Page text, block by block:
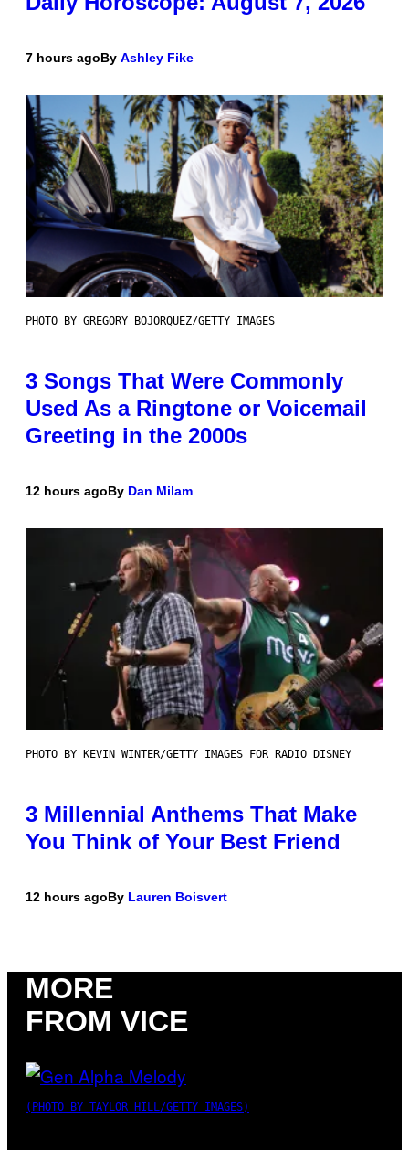
7 hours agoBy Ashley Fike
PHOTO BY GREGORY BOJORQUEZ/GETTY IMAGES
3 Songs That Were Commonly
Used As a Ringtone or Voicemail
Greeting in the 2000s
12 hours agoBy Dan Milam
PHOTO BY KEVIN WINTER/GETTY IMAGES FOR RADIO DISNEY
3 Millennial Anthems That Make
You Think of Your Best Friend
12 hours agoBy Lauren Boisvert
MORE
FROM VICE
(PHOTO BY TAYLOR HILL/GETTY IMAGES)